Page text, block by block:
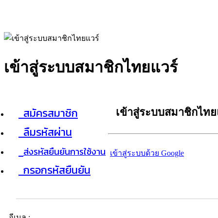
เข้าสู่ระบบสมาชิกไทยแวร์
สมัครสมาชิก
ลืมรหัสผ่าน
ส่งรหัสยืนยันการใช้งาน
กรอกรหัสยืนยัน
เข้าสู่ระบบสมาชิกไท
เข้าสู่ระบบด้วย Google